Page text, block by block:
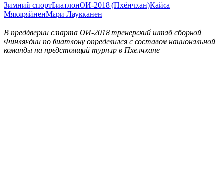
Зимний спортБиатлонОИ-2018 (Пхёнчхан)Кайса
МякяряйненМари Лаукканен
В преддверии старта ОИ-2018 тренерский штаб сборной
Финляндии по биатлону определился с составом национальной
команды на предстоящий турнир в Пхенчхане